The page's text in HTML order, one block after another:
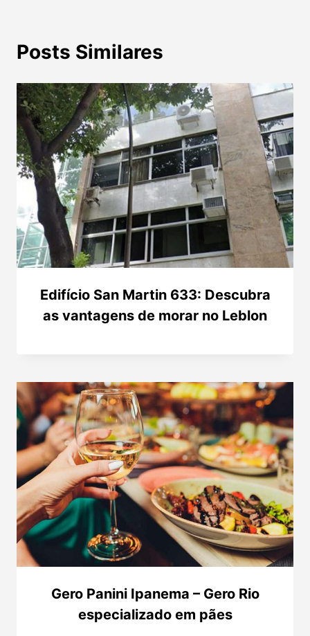
Posts Similares
Edifício San Martin 633: Descubra
as vantagens de morar no Leblon
Gero Panini Ipanema – Gero Rio
especializado em pães